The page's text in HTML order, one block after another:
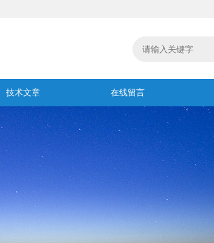
技术文章 在线留言